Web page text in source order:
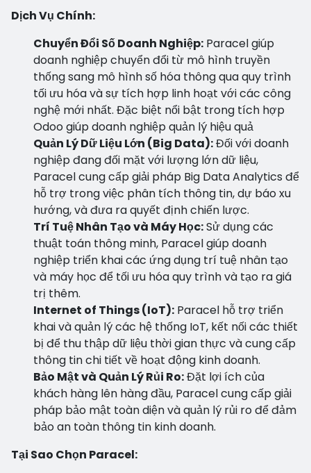
Dịch Vụ Chính:
Chuyển Đổi Số Doanh Nghiệp: Paracelgiúp
doanh nghiệp chuyển đổi từ mô hình truyền
thống sang mô hình số hóa thông qua quy trình
tối ưu hóa và sự tích hợp linh hoạt với các công
nghệ mới nhất. Đặc biệt nổi bật trong tích hợp
Odoogiúp doanh nghiệp quản lý hiệu quả
Quản Lý Dữ Liệu Lớn (Big Data):Đối với doanh
nghiệp đang đối mặt với lượng lớn dữ liệu,
Paracel cung cấp giải pháp Big Data Analytics để
hỗ trợ trong việc phân tích thông tin, dự báo xu
hướng, và đưa ra quyết định chiến lược.
Trí Tuệ Nhân Tạo và Máy Học:Sử dụng các
thuật toán thông minh, Paracel giúp doanh
nghiệp triển khai các ứng dụng trí tuệ nhân tạo
và máy học để tối ưu hóa quy trình và tạo ra giá
trị thêm.
Internet of Things (IoT): Paracel hỗ trợ triển
khai và quản lý các hệ thống IoT, kết nối các thiết
bị để thu thập dữ liệu thời gian thực và cung cấp
thông tin chi tiết về hoạt động kinh doanh.
Bảo Mật và Quản Lý Rủi Ro:Đặt lợi ích của
khách hàng lên hàng đầu, Paracel cung cấp giải
pháp bảo mật toàn diện và quản lý rủi ro để đảm
bảo an toàn thông tin kinh doanh.
Tại Sao Chọn Paracel: